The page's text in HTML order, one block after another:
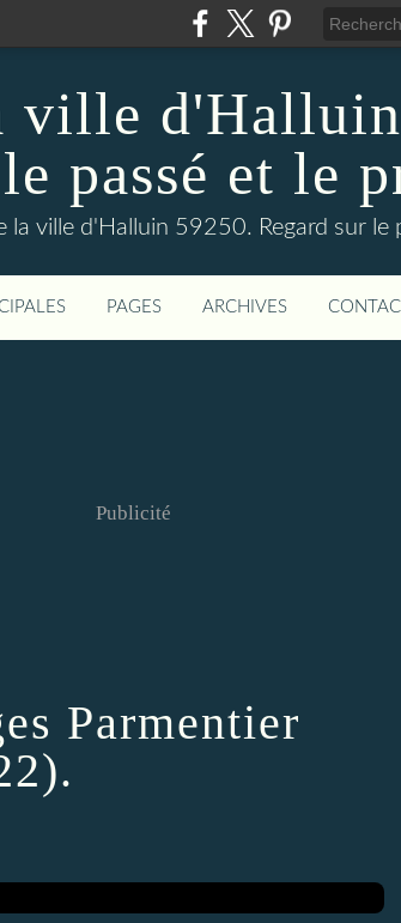
ville
passé et le
la ville d'Halluin 59250. Regard sur le
PAGES ARCHIVES
Publicité
Parmentier